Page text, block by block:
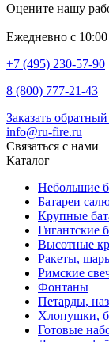
Оцените нашу
Ежедневно с
+7 (495) 230-57-90
8 (800) 777-21-43
Заказать
info@ru-fire.ru
Связаться с нами
Каталог
Небольшие
Батареи
Крупные
Гигантские
Высотные
Ракеты,
Римские
Фонтаны
Петарды,
Хлопушки,
Готовые